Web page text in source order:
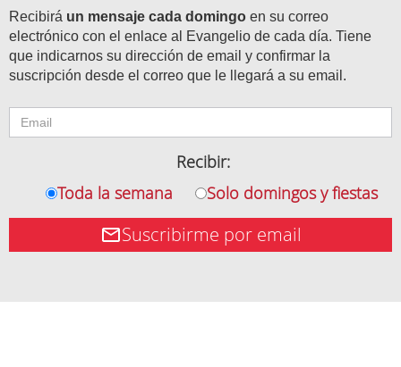
Recibirá un mensaje cada domingo en su correo
electrónico con el enlace al Evangelio de cada día. Tiene
que indicarnos su dirección de email y confirmar la
suscripción desde el correo que le llegará a su email.
Recibir:
Toda la semana
Solo domingos y fiestas
Suscribirme por email